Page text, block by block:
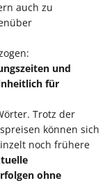
auch zu
und
für
Trotz der
können sich
noch frühere
ohne